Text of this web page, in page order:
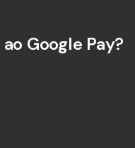
Google Pay?